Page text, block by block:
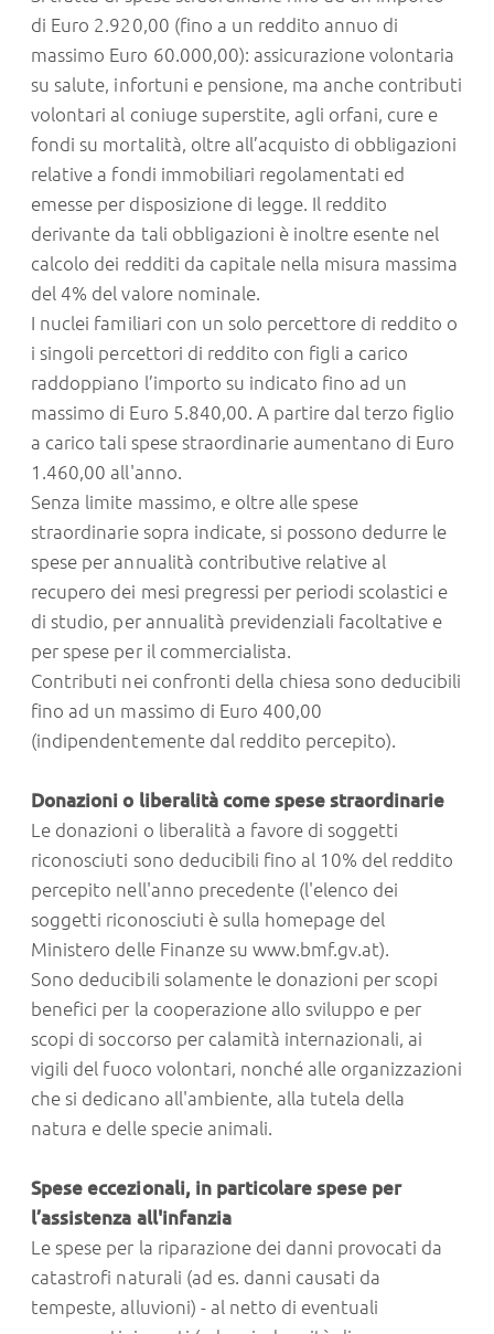
di Euro 2.920,00 (fino a un reddito annuo di
massimo Euro 60.000,00): assicurazione volontaria
su salute, infortuni e pensione, ma anche contributi
volontari al coniuge superstite, agli orfani, cure e
fondi su mortalità, oltre all’acquisto di obbligazioni
relative a fondi immobiliari regolamentati ed
emesse per disposizione di legge. Il reddito
derivante da tali obbligazioni è inoltre esente nel
calcolo dei redditi da capitale nella misura massima
del 4% del valore nominale.
I nuclei familiari con un solo percettore di reddito o
i singoli percettori di reddito con figli a carico
raddoppiano l’importo su indicato fino ad un
massimo di Euro 5.840,00. A partire dal terzo figlio
a carico tali spese straordinarie aumentano di Euro
1.460,00 all'anno.
Senza limite massimo, e oltre alle spese
straordinarie sopra indicate, si possono dedurre le
spese per annualità contributive relative al
recupero dei mesi pregressi per periodi scolastici e
di studio, per annualità previdenziali facoltative e
per spese per il commercialista.
Contributi nei confronti della chiesa sono deducibili
fino ad un massimo di Euro 400,00
(indipendentemente dal reddito percepito).
Donazioni o liberalità come spese straordinarie
Le donazioni o liberalità a favore di soggetti
riconosciuti sono deducibili fino al 10% del reddito
percepito nell'anno precedente (l'elenco dei
soggetti riconosciuti è sulla homepage del
Ministero delle Finanze su www.bmf.gv.at).
Sono deducibili solamente le donazioni per scopi
benefici per la cooperazione allo sviluppo e per
scopi di soccorso per calamità internazionali, ai
vigili del fuoco volontari, nonché alle organizzazioni
che si dedicano all'ambiente, alla tutela della
natura e delle specie animali.
Spese eccezionali, in particolare spese per
l’assistenza all'infanzia
Le spese per la riparazione dei danni provocati da
catastrofi naturali (ad es. danni causati da
tempeste, alluvioni) - al netto di eventuali